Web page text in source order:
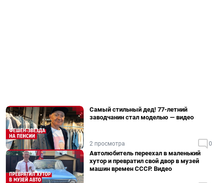
Самый стильный дед! 77-летний
заводчанин стал моделью — видео
2 просмотра 0
Автолюбитель переехал в маленький
хутор и превратил свой двор в музей
машин времен СССР. Видео